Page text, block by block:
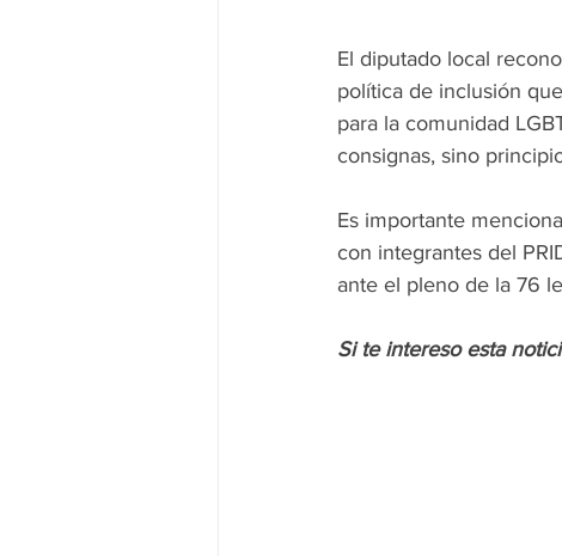
El diputado local
política de inclusión
para la comunidad
consignas, sino
Es importante
con integrantes del
ante el pleno de la 76
Si te intereso esta